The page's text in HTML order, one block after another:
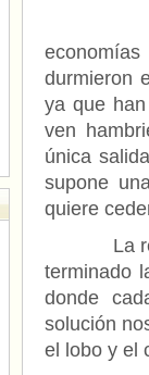
durmieron
ya que
ven
única
supone
quiere
La
terminado
donde
solución
el lobo y el